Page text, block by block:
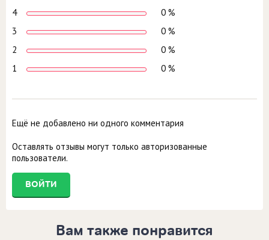
4
0 %
3
0 %
2
0 %
1
0 %
Ещё не добавлено ни одного комментария
Оставлять отзывы могут только авторизованные
пользователи.
ВОЙТИ
Вам также понравится